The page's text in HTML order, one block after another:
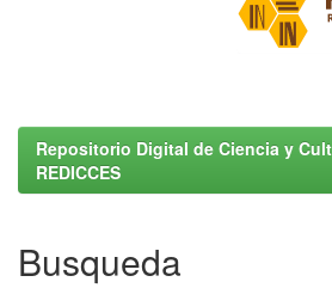
Repositorio Digital de Ciencia y
REDICCES
Busqueda